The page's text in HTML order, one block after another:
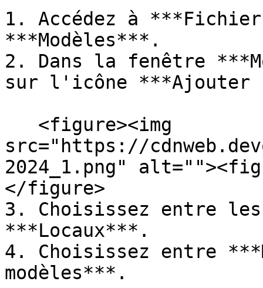
1. Accédez à
***Modèles***.
2. Dans la fenêtre
sur l'icône ***Ajouter
src="https://
2024_1.png"
</figure>
3. Choisissez entre
***Locaux***.
4. Choisissez entre
modèles***.